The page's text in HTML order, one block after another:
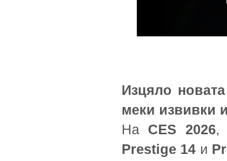
Изцяло
меки извивки
На CES 2026
Prestige 14 и